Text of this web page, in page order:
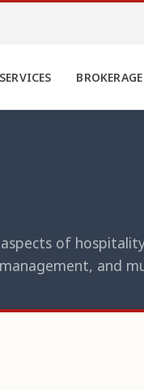
of
and